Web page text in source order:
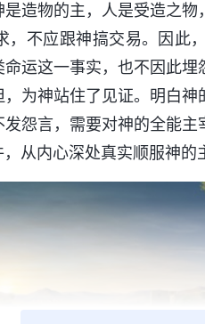
造物的主，人是受造之
，不应跟神搞交易。因此
运这一事实，也不因此
为神站住了见证。明白
怨言，需要对神的全能
从内心深处真实顺服神的